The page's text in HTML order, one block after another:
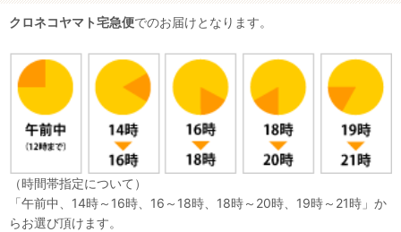
クロネコヤマト宅急便でのお届けとなります。
（時間帯指定について）
「午前中、14時～16時、16～18時、18時～20時、19時～21時」か
らお選び頂けます。